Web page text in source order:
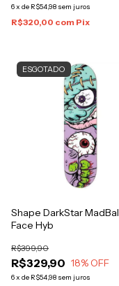
6x de R$54,98 sem juros
R$320,00 com Pix
ESGOTADO
Shape DarkStar
Face Hyb
R$329,90
R$399,90
18% OFF
6x de R$54,98 sem juros